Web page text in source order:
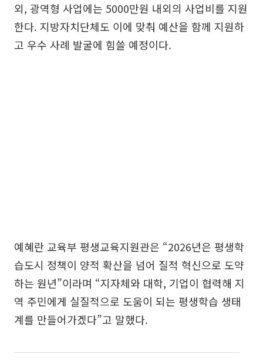
외, 광역형 사업에는 5000만원 내외의 사업비를 지원
한다. 지방자치단체도 이에 맞춰 예산을 함께 지원하
고 우수 사례 발굴에 힘쓸 예정이다.
예혜란 교육부 평생교육지원관은 “2026년은 평생학
습도시 정책이 양적 확산을 넘어 질적 혁신으로 도약
하는 원년”이라며 “지자체와 대학, 기업이 협력해 지
역 주민에게 실질적으로 도움이 되는 평생학습 생태
계를 만들어가겠다”고 말했다.